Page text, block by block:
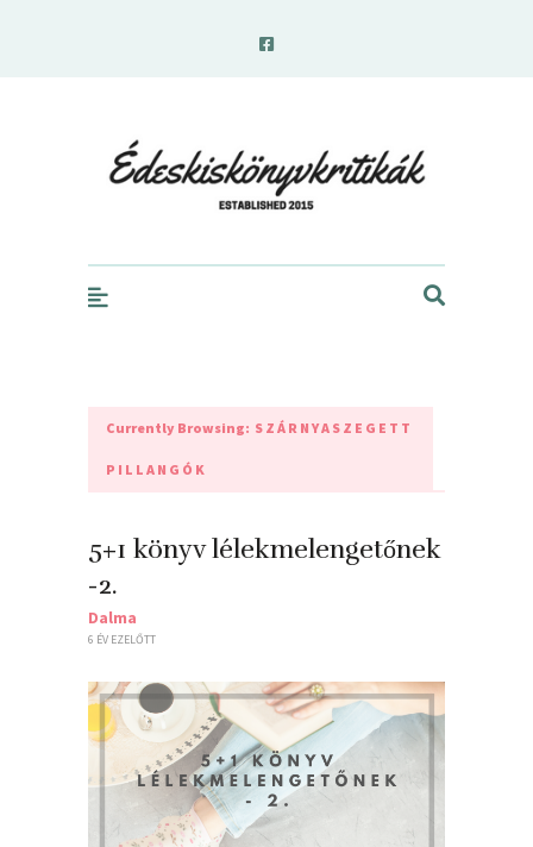
Currently Browsing: SZÁRNYASZEGETT
PILLANGÓK
5+1 könyv lélekmelengetőnek
-2.
Dalma
6 ÉV EZELŐTT